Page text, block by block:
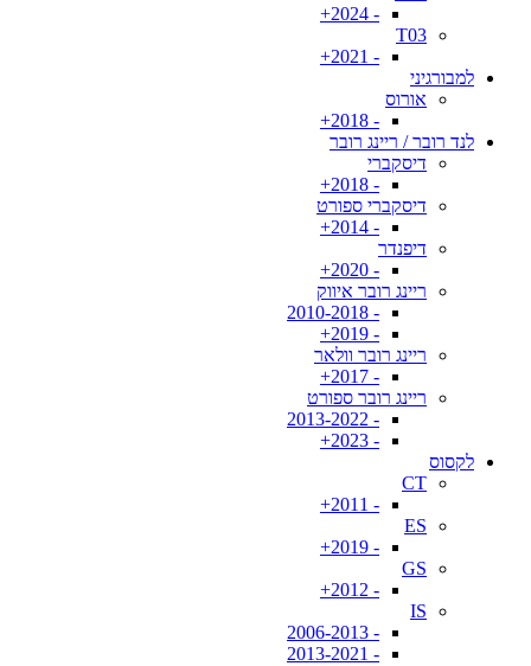
- 2024+
T03
- 2021+
למבורגיני
אורוס
- 2018+
לנד רובר / ריינג רובר
דיסקברי
- 2018+
דיסקברי ספורט
- 2014+
דיפנדר
- 2020+
ריינג רובר איווק
- 2010-2018
- 2019+
ריינג רובר וולאר
- 2017+
ריינג רובר ספורט
- 2013-2022
- 2023+
לקסוס
CT
- 2011+
ES
- 2019+
GS
- 2012+
IS
- 2006-2013
- 2013-2021